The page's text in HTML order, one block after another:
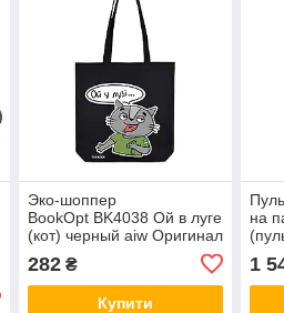
Эко-шоппер
BookOpt BK4038 Ой в луге
(кот) черный aiw Оригинал
282₴
Купити
на
1